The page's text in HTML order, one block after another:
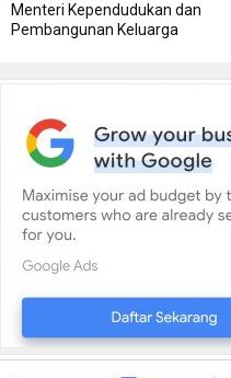
Menteri Kependudukan dan
Pembangunan Keluarga